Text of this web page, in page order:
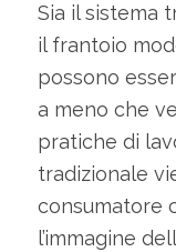
Sia il sistema
il frantoio
possono
a meno che
pratiche di
tradizionale
consumatore
l’immagine